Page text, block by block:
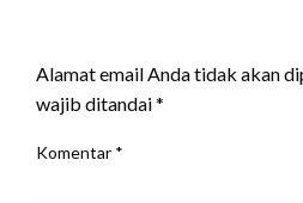
Alamat email Anda tidak akan
wajib ditandai*
Komentar *